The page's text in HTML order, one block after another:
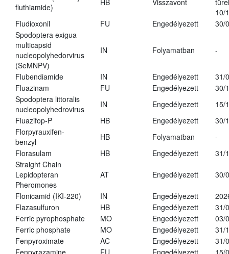
fluthiamide)
HB Visszavont
10/
Fludioxonil
FU Engedélyezett
30/
Spodoptera exigua
multicapsid
nucleopolyhedorvirus
(SeMNPV)
IN Folyamatban -
Flubendiamide IN Engedélyezett
31/
Fluazinam
FU Engedélyezett
30/
Spodoptera littoralis
nucleopolyhedrovirus
IN Engedélyezett
15/
Fluazifop-P
HB Engedélyezett
30/
Florpyrauxifen-
benzyl
HB Folyamatban
-
Florasulam
HB Engedélyezett
31/
Straight Chain
Lepidopteran
Pheromones
AT Engedélyezett 30/
Flonicamid (IKI-220) IN Engedélyezett
Flazasulfuron
HB Engedélyezett
31/
Ferric pyrophosphate
MO Engedélyezett
03/
Ferric phosphate
MO Engedélyezett
31/
Fenpyroximate
AC Engedélyezett
31/